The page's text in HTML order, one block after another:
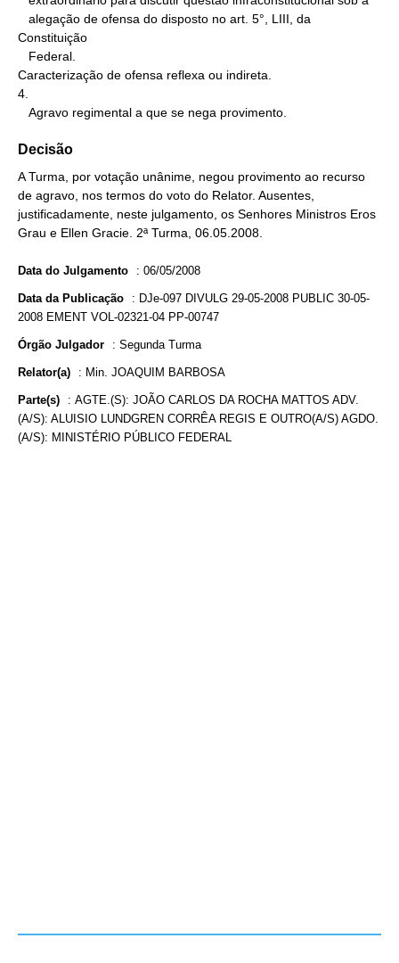
Constituição
Caracterização de ofensa reflexa ou indireta.
4.
   Agravo regimental a que se nega provimento.
Decisão
A Turma, por votação unânime, negou provimento ao recurso
de agravo, nos termos do voto do Relator. Ausentes,
justificadamente, neste julgamento, os Senhores Ministros Eros
Grau e Ellen Gracie. 2ª Turma, 06.05.2008.
Data do Julgamento : 06/05/2008
Data da Publicação : DJe-097 DIVULG 29-05-2008 PUBLIC 30-05-
2008 EMENT VOL-02321-04 PP-00747
Órgão Julgador : Segunda Turma
Relator(a) : Min. JOAQUIM BARBOSA
Parte(s) : AGTE.(S): JOÃO CARLOS DA ROCHA MATTOS ADV.
(A/S): ALUISIO LUNDGREN CORRÊA REGIS E OUTRO(A/S) AGDO.
(A/S): MINISTÉRIO PÚBLICO FEDERAL